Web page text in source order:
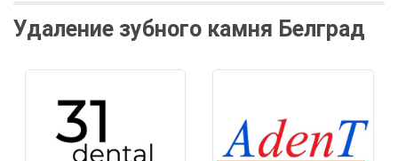
Удаление зубного камня Белград